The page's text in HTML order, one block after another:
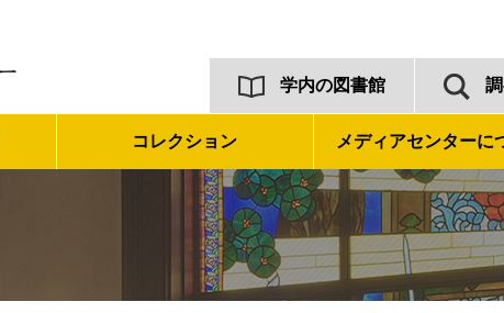
学内の図書館
コレクション メディアセンターに